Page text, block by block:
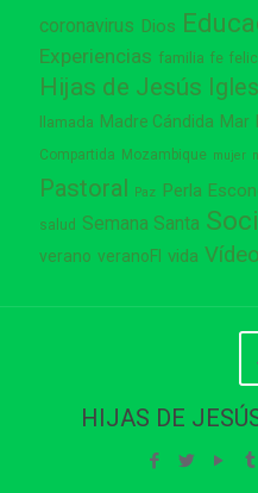
coronavirus Dios
Experiencias familia fe
Hijas de Jesús
llamada Madre Cándida Mar
Compartida Mozambique mujer
Pastoral Paz Perla
salud Semana Santa
verano veranoFI vida Vídeo
HIJAS DE